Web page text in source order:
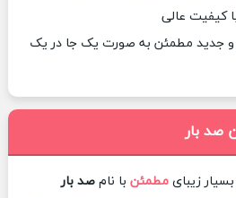
کیفیت عالی
و جدید مطمئن به صورت یک جا در یک
صد بار
زیبایمطمئن با نامصد بار